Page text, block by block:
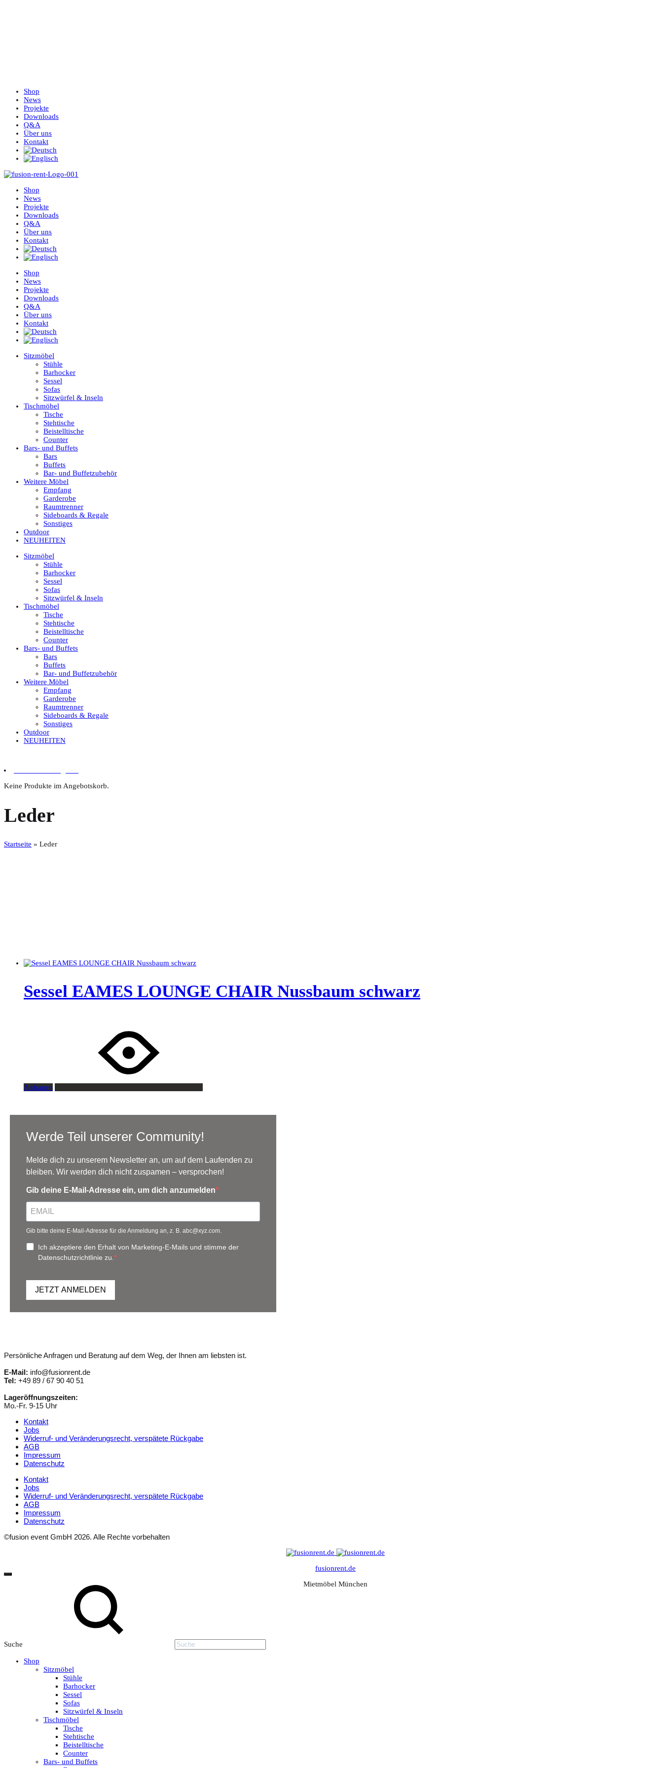
Shop
News
Projekte
Downloads
Q&A
Über uns
Kontakt
Shop
News
Projekte
Downloads
Q&A
Über uns
Kontakt
Shop
News
Projekte
Downloads
Q&A
Über uns
Kontakt
Sitzmöbel
Stühle
Barhocker
Sessel
Sofas
Sitzwürfel & Inseln
Tischmöbel
Tische
Stehtische
Beistelltische
Counter
Bars- und Buffets
Bars
Buffets
Bar- und Buffetzubehör
Weitere Möbel
Empfang
Garderobe
Raumtrenner
Sideboards & Regale
Sonstiges
Outdoor
NEUHEITEN
Sitzmöbel
Stühle
Barhocker
Sessel
Sofas
Sitzwürfel & Inseln
Tischmöbel
Tische
Stehtische
Beistelltische
Counter
Bars- und Buffets
Bars
Buffets
Bar- und Buffetzubehör
Weitere Möbel
Empfang
Garderobe
Raumtrenner
Sideboards & Regale
Sonstiges
Outdoor
NEUHEITEN
Keine Produkte im Angebotskorb.
Leder
Startseite » Leder
Sessel EAMES LOUNGE CHAIR Nussbaum schwarz
Anfragen
Werde Teil unserer Community!
Melde dich zu unserem Newsletter an, um auf dem Laufenden zu
bleiben. Wir werden dich nicht zuspamen – versprochen!
Gib deine E-Mail-Adresse ein, um dich anzumelden
Gib bitte deine E-Mail-Adresse für die Anmeldung an, z. B. abc@xyz.com.
Ich akzeptiere den Erhalt von Marketing-E-Mails und stimme der
Datenschutzrichtlinie zu.
JETZT ANMELDEN
Persönliche Anfragen und Beratung auf dem Weg, der Ihnen am liebsten ist.
E-Mail: info@fusionrent.de
Tel: +49 89 / 67 90 40 51
Lageröffnungszeiten:
Mo.-Fr. 9-15 Uhr
Kontakt
Jobs
Widerruf- und Veränderungsrecht, verspätete Rückgabe
AGB
Impressum
Datenschutz
Kontakt
Jobs
Widerruf- und Veränderungsrecht, verspätete Rückgabe
AGB
Impressum
Datenschutz
©fusion event GmbH 2026. Alle Rechte vorbehalten
fusionrent.de
Mietmöbel München
Suche
Shop
Sitzmöbel
Stühle
Barhocker
Sessel
Sofas
Sitzwürfel & Inseln
Tischmöbel
Tische
Stehtische
Beistelltische
Counter
Bars- und Buffets